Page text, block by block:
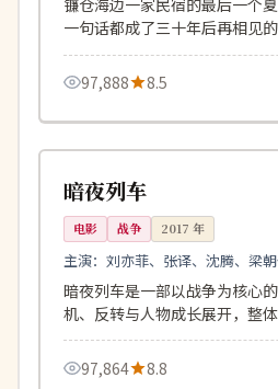
一句话都成了三十年后再相见的
97,888 8.5
日本
热播
暗夜列车
电影 战争 2017 年
主演：刘亦菲、张译、沈腾、梁
暗夜列车是一部以战争为核心
机、反转与人物成长展开，整
观看。
97,864
8.8